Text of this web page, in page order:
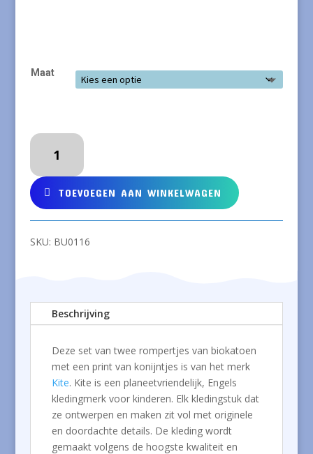
Maat
KITE
van
twee
rompertjes
van
biokatoen
TOEVOEGEN AAN WINKELWAGEN
SKU: BU0116
Beschrijving
Deze set van twee rompertjes van biokatoen
met een print van konijntjes is van het merk
Kite. Kite is een planeetvriendelijk, Engels
kledingmerk voor kinderen. Elk kledingstuk dat
ze ontwerpen en maken zit vol met originele
en doordachte details. De kleding wordt
gemaakt volgens de hoogste kwaliteit en